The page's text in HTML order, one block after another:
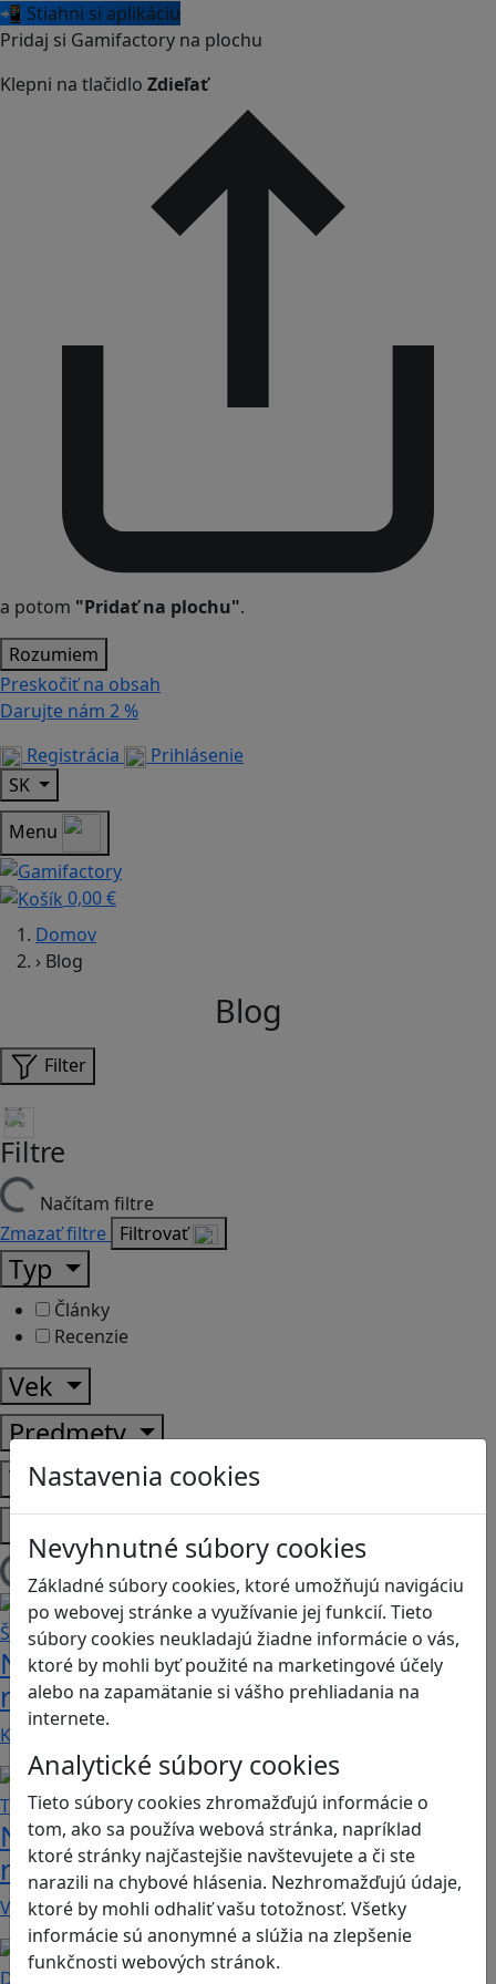
📲 Stiahni si aplikáciu
Pridaj si Gamifactory na plochu
Klepni na tlačidlo Zdieľať
a potom "Pridať na plochu".
Rozumiem
Preskočiť na obsah
Darujte nám 2 %
Registrácia
Prihlásenie
SK
Menu
0,00 €
Nastavenia cookies
Nevyhnutné súbory cookies
Základné súbory cookies, ktoré umožňujú navigáciu
po webovej stránke a využívanie jej funkcií. Tieto
súbory cookies neukladajú žiadne informácie o vás,
ktoré by mohli byť použité na marketingové účely
alebo na zapamätanie si vášho prehliadania na
internete.
Analytické súbory cookies
Tieto súbory cookies zhromažďujú informácie o
tom, ako sa používa webová stránka, napríklad
ktoré stránky najčastejšie navštevujete a či ste
narazili na chybové hlásenia. Nezhromažďujú údaje,
ktoré by mohli odhaliť vašu totožnosť. Všetky
informácie sú anonymné a slúžia na zlepšenie
funkčnosti webových stránok.
Domov
› Blog
Blog
Filter
Filtre
Načítam filtre
Zmazať filtre Filtrovať
Typ
Články
Recenzie
Vek
Predmety
Témy
Platformy
Načítam blogy
Návod pre rodičov: Ako na výber
rodičovského zámku? Štvrtá časť
Kvalitné aplikácie, ktoré ponúkajú bezpečné…
Návod pre rodičov: Ako na výber
rodičovského zámku? Tretia časť
V obchode Play je možné nájsť veľké množstvo…